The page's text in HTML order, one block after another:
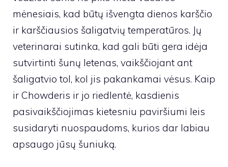
mėnesiais, kad būtų išvengta dienos karščio
ir karščiausios šaligatvių temperatūros. Jų
veterinarai sutinka, kad gali būti gera idėja
sutvirtinti šunų letenas, vaikščiojant ant
šaligatvio tol, kol jis pakankamai vėsus. Kaip
ir Chowderis ir jo riedlentė, kasdienis
pasivaikščiojimas kietesniu paviršiumi leis
susidaryti nuospaudoms, kurios dar labiau
apsaugo jūsų šuniuką.